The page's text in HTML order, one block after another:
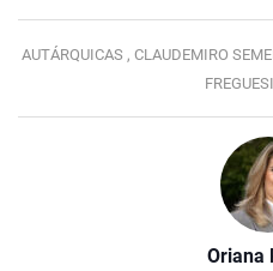
Oriana
AUTÁRQUICAS , CLAUDEMIRO